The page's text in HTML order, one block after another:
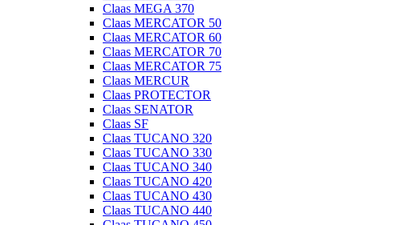
Claas MEGA 370
Claas MERCATOR 50
Claas MERCATOR 60
Claas MERCATOR 70
Claas MERCATOR 75
Claas MERCUR
Claas PROTECTOR
Claas SENATOR
Claas SF
Claas TUCANO 320
Claas TUCANO 330
Claas TUCANO 340
Claas TUCANO 420
Claas TUCANO 430
Claas TUCANO 440